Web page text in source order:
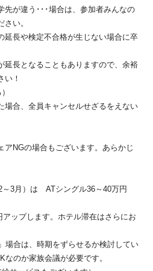
が違う･･･場合は、参加者みんなの
い。
長や検定不合格が生じない場合に卒
となることもありますので、余裕
い！
合、全員キャンセルせざるをえない
NGの場合もございます。あらかじ
3月）は ATシングル36～40万円
ップします。ホテル滞在はさらにお
合は、時期をずらせるか検討してい
のか家族会議が必要です。